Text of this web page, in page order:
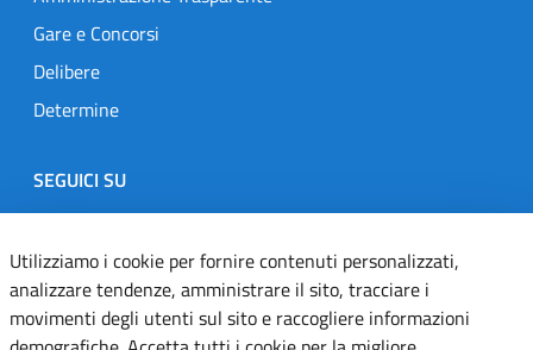
Gare e Concorsi
Delibere
Determine
SEGUICI SU
Designers Italia
TwitterInstagramYoutubeLinkedin
Utilizziamo i cookie per fornire contenuti personalizzati,
analizzare tendenze, amministrare il sito, tracciare i
movimenti degli utenti sul sito e raccogliere informazioni